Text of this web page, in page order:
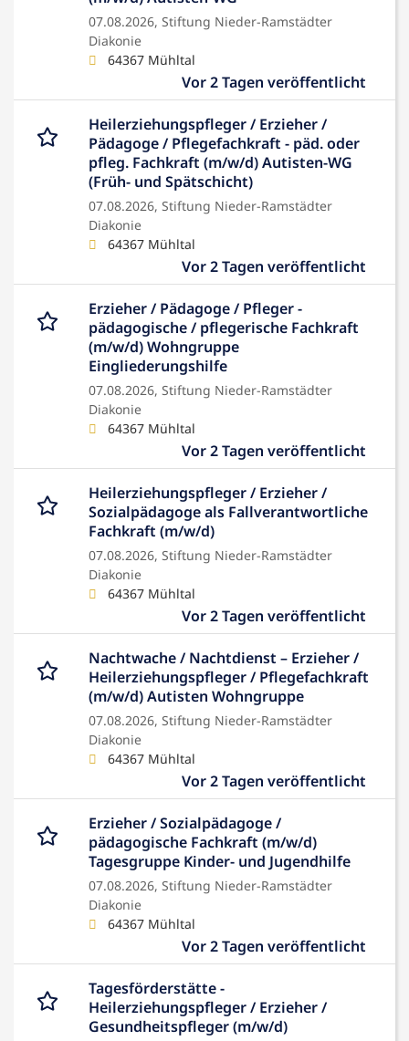
07.08.2026, Stiftung Nieder-Ramstädter
Diakonie
64367 Mühltal
Vor 2 Tagen veröffentlicht
Heilerziehungspfleger / Erzieher /
Pädagoge / Pflegefachkraft - päd. oder
pfleg. Fachkraft (m/w/d) Autisten-WG
(Früh- und Spätschicht)
07.08.2026, Stiftung Nieder-Ramstädter
Diakonie
64367 Mühltal
Vor 2 Tagen veröffentlicht
Erzieher / Pädagoge / Pfleger -
pädagogische / pflegerische Fachkraft
(m/w/d) Wohngruppe
Eingliederungshilfe
07.08.2026, Stiftung Nieder-Ramstädter
Diakonie
64367 Mühltal
Vor 2 Tagen veröffentlicht
Heilerziehungspfleger / Erzieher /
Sozialpädagoge als Fallverantwortliche
Fachkraft (m/w/d)
07.08.2026, Stiftung Nieder-Ramstädter
Diakonie
64367 Mühltal
Vor 2 Tagen veröffentlicht
Nachtwache / Nachtdienst – Erzieher /
Heilerziehungspfleger / Pflegefachkraft
(m/w/d) Autisten Wohngruppe
07.08.2026, Stiftung Nieder-Ramstädter
Diakonie
64367 Mühltal
Vor 2 Tagen veröffentlicht
Erzieher / Sozialpädagoge /
pädagogische Fachkraft (m/w/d)
Tagesgruppe Kinder- und Jugendhilfe
07.08.2026, Stiftung Nieder-Ramstädter
Diakonie
64367 Mühltal
Vor 2 Tagen veröffentlicht
Tagesförderstätte -
Heilerziehungspfleger / Erzieher /
Gesundheitspfleger (m/w/d)